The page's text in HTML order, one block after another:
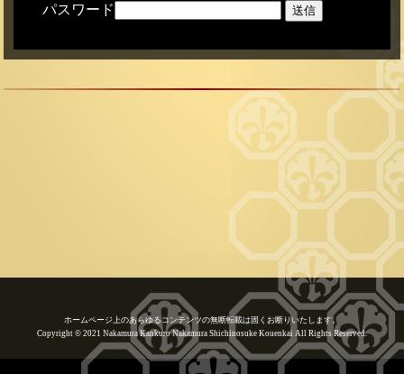
パスワード
ホームページ上のあらゆるコンテンツの無断転載は固くお断りいたします。
Copyright © 2021 Nakamura Kankuro Nakamura Shichinosuke Kouenkai All Rights Reserved.